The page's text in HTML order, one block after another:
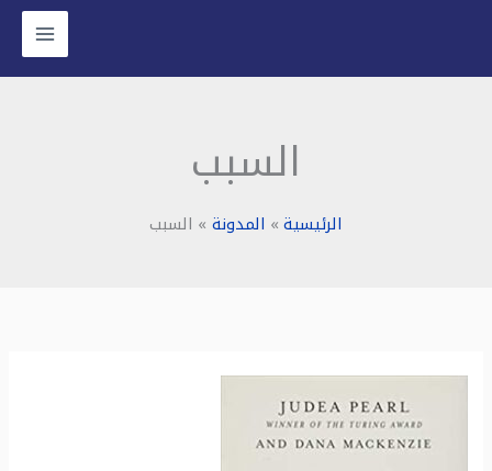
المحتوى
السبب
الرئيسية المدونة السبب
السبب